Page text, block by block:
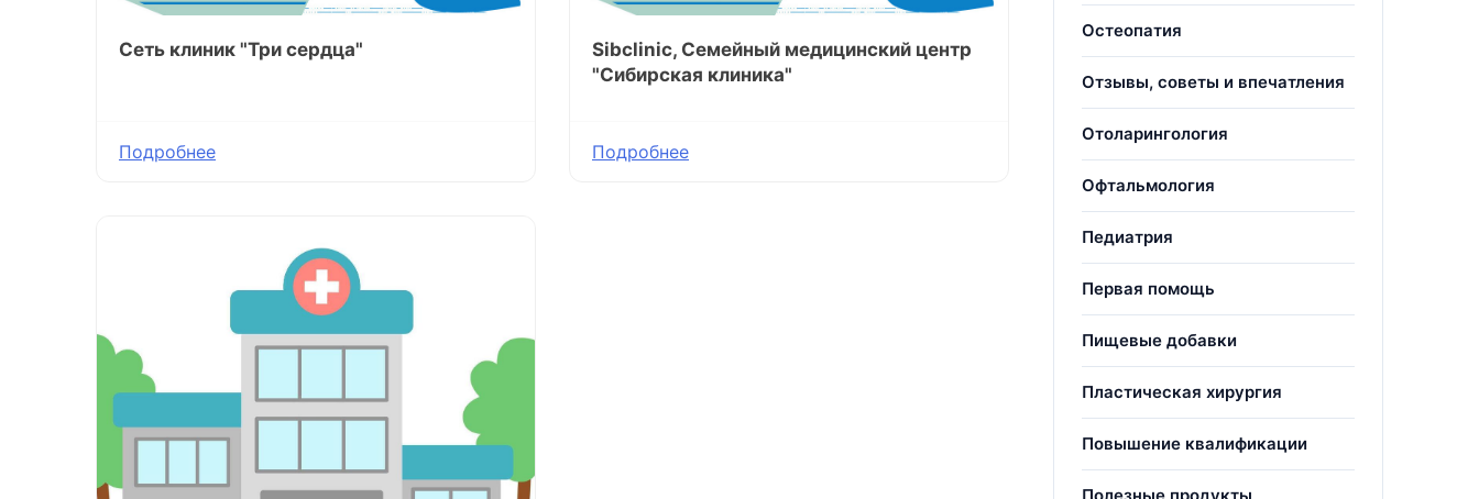
Сеть клиник "Три сердца"
Подробнее
Sibclinic, Семейный медицинский центр
"Сибирская клиника"
Подробнее
Остеопатия
Отзывы, советы и впечатления
Отоларингология
Офтальмология
Педиатрия
Первая помощь
Пищевые добавки
Пластическая хирургия
Повышение квалификации